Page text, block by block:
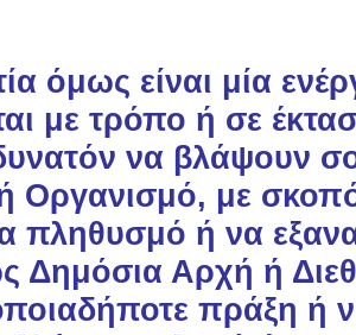
όμως είναι μία
με τρόπο ή σε
να βλάψουν
Οργανισμό, με
πληθυσμό ή να
Δημόσια Αρχή ή
πράξη ή